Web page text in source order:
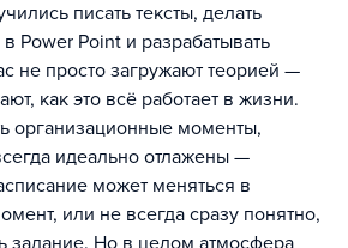
писать тексты, делать
Power Point и разрабатывать
не просто загружают теорией —
как это всё работает в жизни.
организационные моменты,
идеально отлажены —
может меняться в
или не всегда сразу понятно,